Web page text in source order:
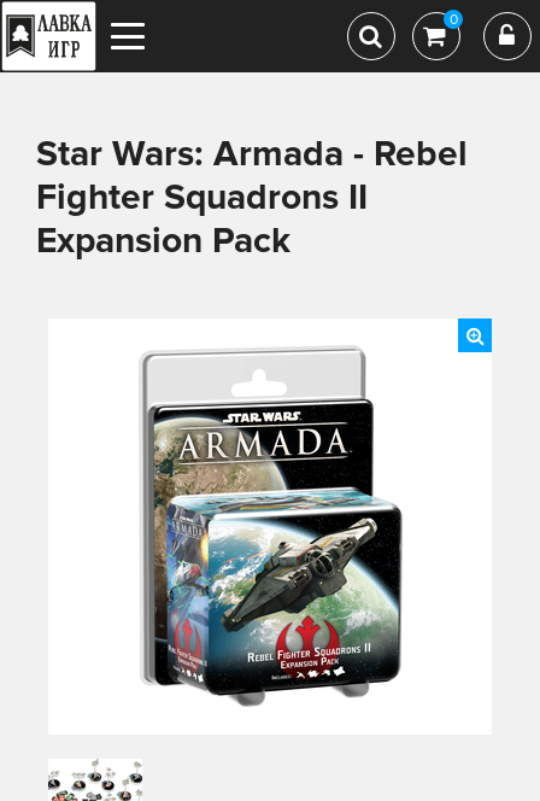
0
Star Wars: Armada - Rebel
Fighter Squadrons II
Expansion Pack